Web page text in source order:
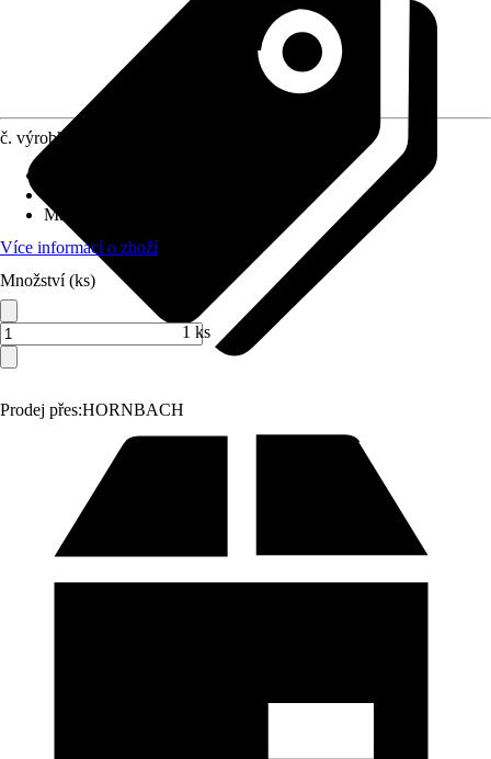
Prodej přes:HORNBACH
č. výrobku
Materiál
Více informací o zboží
Množství (ks)
1 ks